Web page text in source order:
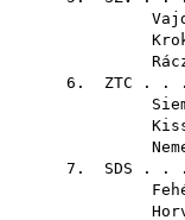
6. ZTC . .
7. SDS . .